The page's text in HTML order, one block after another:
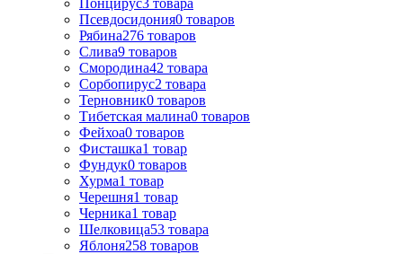
Псевдосидония0 товаров
Рябина276 товаров
Слива9 товаров
Смородина42 товара
Сорбопирус2 товара
Терновник0 товаров
Тибетская малина0 товаров
Фейхоа0 товаров
Фисташка1 товар
Фундук0 товаров
Хурма1 товар
Черешня1 товар
Черника1 товар
Шелковица53 товара
Яблоня258 товаров